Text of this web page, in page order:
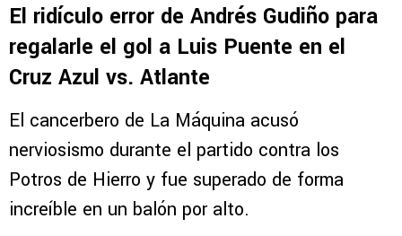
El ridículo error de Andrés Gudiño para
regalarle el gol a Luis Puente en el
Cruz Azul vs. Atlante
El cancerbero de La Máquina acusó
nerviosismo durante el partido contra los
Potros de Hierro y fue superado de forma
increíble en un balón por alto.